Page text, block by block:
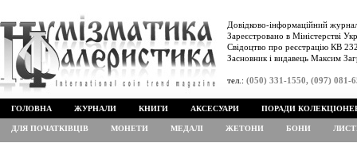
Довідково-інформаційний
Зареєстровано в Міністерстві
Свідоцтво про реєстрацію КВ
Засновник і видавець Максим
тел.: (050) 331-1550, (097) 081-
ГОЛОВНА ЖУРНАЛИ КНИГИ АКСЕСУАРИ ПОРАДИ
ДЛЯ ПОЧАТКІВЦІВ МОНЕТИ МЕДАЛІ ЖЕТОНИ БОНИ